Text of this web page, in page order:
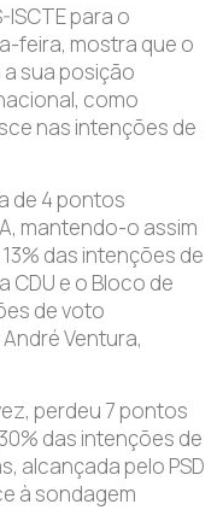
para o
feira, mostra que o
sua posição
como
nas intenções de
de 4 pontos
mantendo-o assim
das intenções de
CDU e o Bloco de
de voto
Ventura,
perdeu 7 pontos
das intenções de
alcançada pelo PSD
à sondagem